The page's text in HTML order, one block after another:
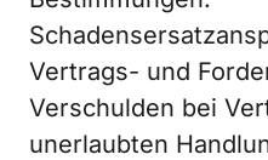
Vertrags- und
Verschulden bei
unerlaubten